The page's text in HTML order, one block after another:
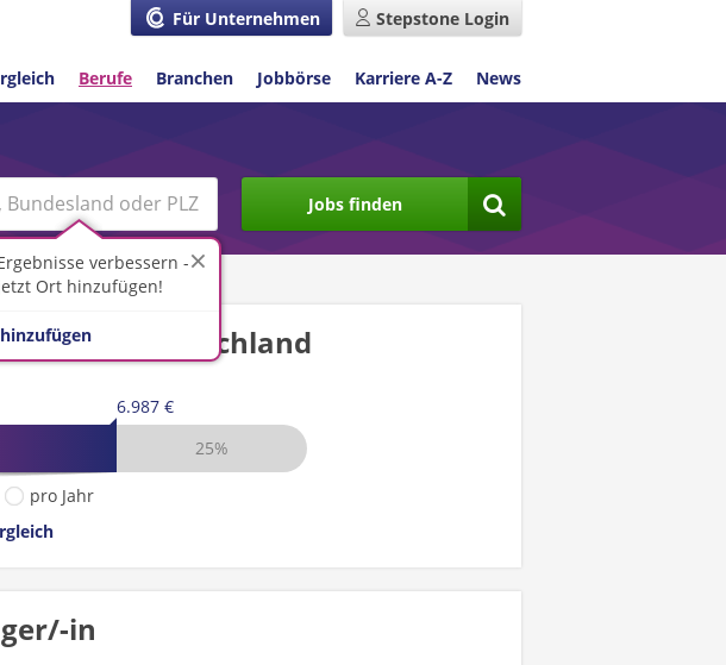
Für Unternehmen Stepstone Login
Berufe Branchen Jobbörse Karriere A-Z News
verbessern -
Ort hinzufügen!
Jobs finden
in Deutschland
6.987 €
25%
pro Jahr
in